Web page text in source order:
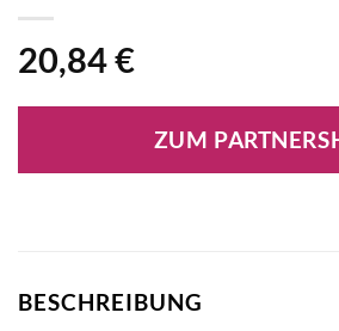
20,84€
ZUM
BESCHREIBUNG